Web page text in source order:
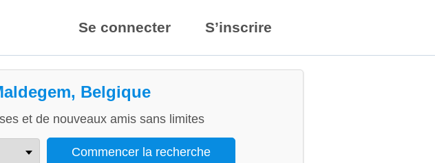
Se connecter S’inscrire
Belgique
et de nouveaux amis sans limites